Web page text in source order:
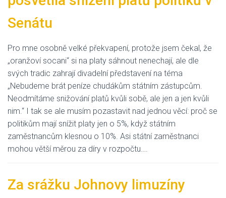
Senátu
Pro mne osobně velké překvapení, protože jsem čekal, že
„oranžoví socani“ si na platy sáhnout nenechají, ale dle
svých tradic zahrají divadelní představení na téma
„Nebudeme brát peníze chudákům státním zástupcům.
Neodmítáme snižování platů kvůli sobě, ale jen a jen kvůli
nim.“ I tak se ale musím pozastavit nad jednou věcí: proč se
politikům mají snížit platy jen o 5%, když státním
zaměstnancům klesnou o 10%. Asi státní zaměstnanci
mohou větší měrou za díry v rozpočtu….
Za srážku Johnovy limuzíny